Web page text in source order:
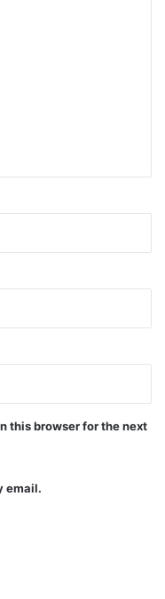
this browser for the next
email.